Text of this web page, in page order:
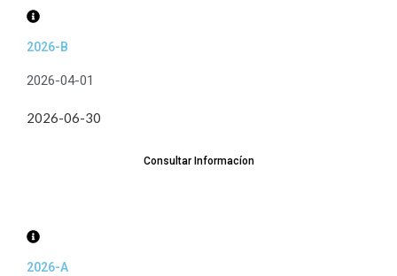
2026-B
2026-04-01
2026-06-30
Consultar Informacíon
2026-A